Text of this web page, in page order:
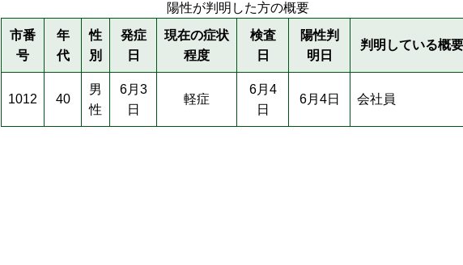
陽性が判明した方の概要
市番
号
年
代
性
別
発症
日
現在の症状
程度
検査
日
陽性判
明日
判明している概要
1012 40
男
性
6月3
日
軽症
6月4
日
6月4日 会社員